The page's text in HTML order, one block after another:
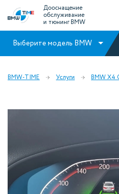
Дооснащение
обслуживание
и тюнинг BMW
Выберите модель BMW
BMW-TIME Услуги BMW X4